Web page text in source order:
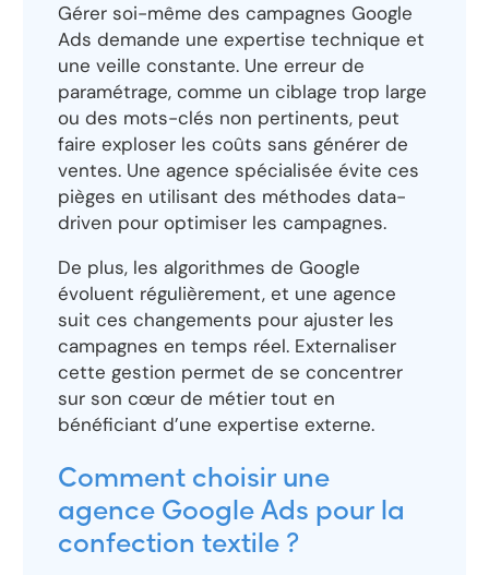
Gérer soi-même des campagnes Google
Ads demande une expertise technique et
une veille constante. Une erreur de
paramétrage, comme un ciblage trop large
ou des mots-clés non pertinents, peut
faire exploser les coûts sans générer de
ventes. Une agence spécialisée évite ces
pièges en utilisant des méthodes data-
driven pour optimiser les campagnes.
De plus, les algorithmes de Google
évoluent régulièrement, et une agence
suit ces changements pour ajuster les
campagnes en temps réel. Externaliser
cette gestion permet de se concentrer
sur son cœur de métier tout en
bénéficiant d’une expertise externe.
Comment choisir une
agence Google Ads pour la
confection textile ?